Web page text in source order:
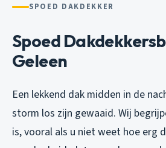
SPOED DAKDEKKER
Spoed
Geleen
Een lekkend dak midden in de
storm los zijn gewaaid. Wij
is, vooral als u niet weet hoe erg